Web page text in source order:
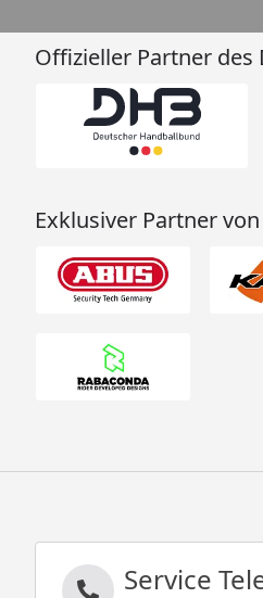
Offizieller Partner
Exklusiver Partner von
Service